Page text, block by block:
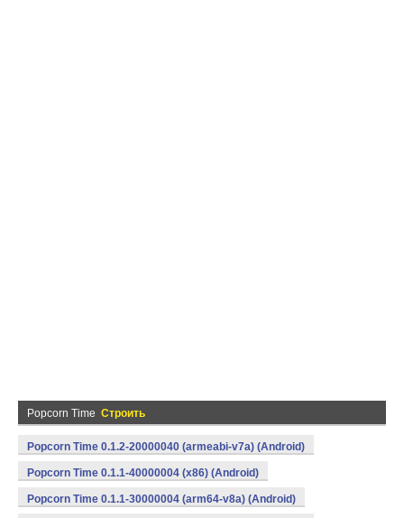
Popcorn Time Строить
Popcorn Time 0.1.2-20000040 (armeabi-v7a) (Android)
Popcorn Time 0.1.1-40000004 (x86) (Android)
Popcorn Time 0.1.1-30000004 (arm64-v8a) (Android)